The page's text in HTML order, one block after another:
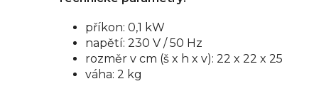
příkon: 0,1 kW
napětí: 230 V / 50 Hz
rozměr v cm (š x h x v): 22 x 22 x 25
váha: 2 kg